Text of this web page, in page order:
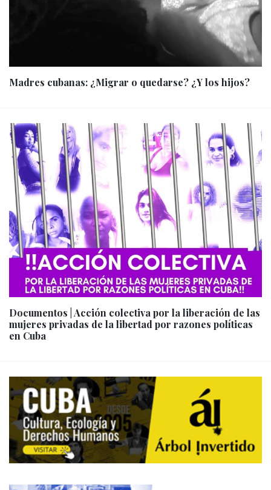
Madres cubanas: ¿Migrar o quedarse? ¿Y los hijos?
Documentos | Acción colectiva por la liberación de las
mujeres privadas de la libertad por razones políticas
en Cuba